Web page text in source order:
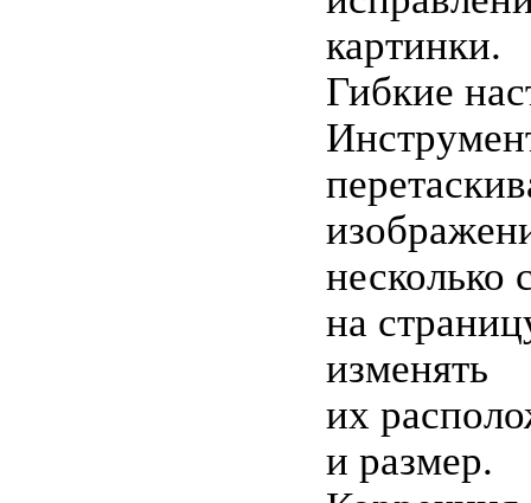
картинки.
Гибкие
несколько
на
изменять
их
и размер.